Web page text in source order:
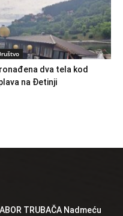
dva tela kod
na Đetinji
TRUBAČA Nadmeću